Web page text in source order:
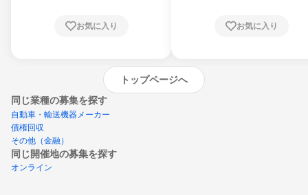
お気に入り お気に入り
トップページへ
同じ業種の募集を探す
自動車・輸送機器メーカー
債権回収
その他（金融）
同じ開催地の募集を探す
オンライン